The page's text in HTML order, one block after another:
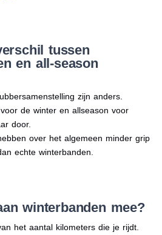
tussen
en all-season
zijn anders.
de winter en allseason voor
door.
over het algemeen minder grip
echte winterbanden.
winterbanden mee?
het aantal kilometers die je rijdt.